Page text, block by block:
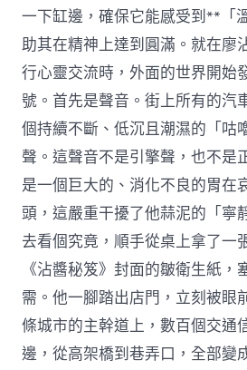
一下缸邊，確保它能感受到**「
助其在精神上達到圓滿。就在廖
行心靈交流時，外面的世界開始
號。首先是聲音。街上所有的汽
個持續不斷、低沉且潮濕的「
聲。這聲音不是引擎聲，也不是
是一個巨大的、消化不良的胃在
頭，這嚴重干擾了他蒜泥的「寧
去看個究竟，順手從桌上拿了一
《沾醬秘笈》封面的皺衛生紙，
需。他一腳踏出店門，立刻被眼
條城市的主幹道上，數百個交通
邊，從高架橋到巷弄口，全部變